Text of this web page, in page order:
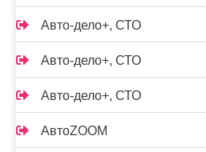
Авто-дело+, СТО
Авто-дело+, СТО
Авто-дело+, СТО
АвтоZOOM